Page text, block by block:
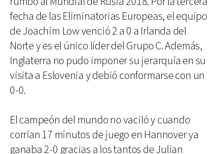
fecha de las Eliminatorias Europeas, el equipo
de Joachim Low venció 2 a 0 a Irlanda del
Norte y es el único líder del Grupo C. Además,
Inglaterra no pudo imponer su jerarquía en su
visita a Eslovenia y debió conformarse con un
0-0.
El campeón del mundo no vaciló y cuando
corrían 17 minutos de juego en Hannover ya
ganaba 2-0 gracias a los tantos de Julian